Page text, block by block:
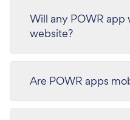
Will any POWR
website?
Are POWR apps